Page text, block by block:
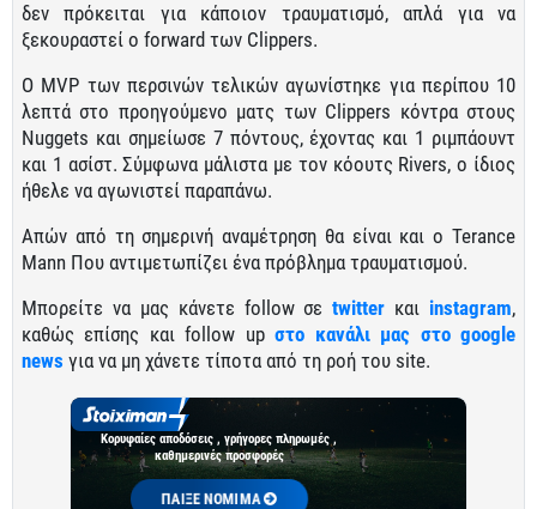
δεν πρόκειται για κάποιον τραυματισμό, απλά για να
ξεκουραστεί ο forward των Clippers.
Ο MVP των περσινών τελικών αγωνίστηκε για περίπου 10
λεπτά στο προηγούμενο ματς των Clippers κόντρα στους
Nuggets και σημείωσε 7 πόντους, έχοντας και 1 ριμπάουντ
και 1 ασίστ. Σύμφωνα μάλιστα με τον κόουτς Rivers, ο ίδιος
ήθελε να αγωνιστεί παραπάνω.
Απών από τη σημερινή αναμέτρηση θα είναι και ο Terance
Mann Που αντιμετωπίζει ένα πρόβλημα τραυματισμού.
Μπορείτε να μας κάνετε follow σεtwitter και instagram,
καθώς επίσης και follow upστο κανάλι μας στο google
news για να μη χάνετε τίποτα από τη ροή του site.
Κορυφαίες αποδόσεις , γρήγορες πληρωμές ,
καθημερινές προσφορές
ΠΑΙΞΕ ΝΟΜΙΜΑ